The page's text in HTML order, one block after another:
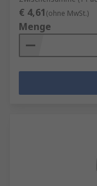
€ 4,61(ohne MwSt.)
Menge